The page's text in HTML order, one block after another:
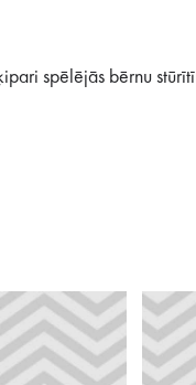
spēlējās bērnu stūrītī